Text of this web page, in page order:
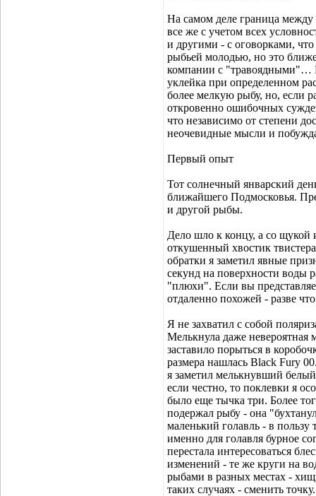
На самом деле граница
все же с учетом всех
и другими - с оговорками,
рыбьей молодью, но это
компании с "травоядными"…
уклейка при определенном
более мелкую рыбу, но, если
откровенно ошибочных
что независимо от степени
неочевидные мысли и
Первый опыт
Тот солнечный январский
ближайшего Подмосковья.
и другой рыбы.
Дело шло к концу, а со щукой
откушенный хвостик
обратки я заметил явные
секунд на поверхности воды
"плюхи". Если вы
отдаленно похожей - разве
Я не захватил с собой
Мелькнула даже невероятная
заставило порыться в
размера нашлась Black Fury
я заметил мелькнувший
если честно, то поклевки я
было еще тычка три. Более
подержал рыбу - она
маленький голавль - в пользу
именно для голавля бурное
перестала интересоваться
изменений - те же круги на
рыбами в разных местах -
таких случаях - сменить точку.